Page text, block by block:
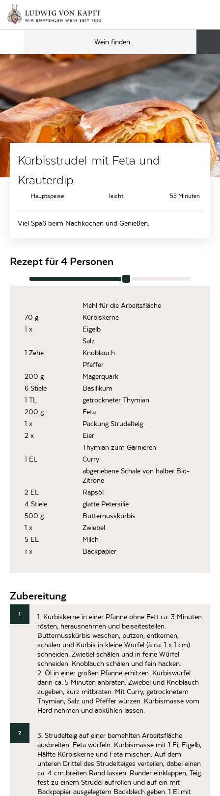
Kürbisstrudel mit Feta und
Kräuterdip
Hauptspeise leicht 55 Minuten
Viel Spaß beim Nachkochen und Genießen.
Rezept für 4 Personen
Mehl für die Arbeitsfläche
70 g
Kürbiskerne
1 x
Eigelb
Salz
1 Zehe
Knoblauch
Pfeffer
200 g
Magerquark
6 Stiele
Basilikum
1 TL
getrockneter Thymian
200 g
Feta
1 x
Packung Strudelteig
2 x
Eier
Thymian zum Garnieren
1 EL
Curry
abgeriebene Schale von halber Bio-
Zitrone
2 EL
Rapsöl
4 Stiele
glatte Petersilie
500 g
Butternusskürbis
1 x
Zwiebel
5 EL
Milch
1 x
Backpapier
Zubereitung
1
1. Kürbiskerne in einer Pfanne ohne Fett ca. 3 Minuten
rösten, herausnehmen und beiseitestellen.
Butternusskürbis waschen, putzen, entkernen,
schälen und Kürbis in kleine Würfel (à ca. 1 x 1 cm)
schneiden. Zwiebel schälen und in feine Würfel
schneiden. Knoblauch schälen und fein hacken.
2. Öl in einer großen Pfanne erhitzen. Kürbiswürfel
darin ca. 5 Minuten anbraten. Zwiebel und Knoblauch
zugeben, kurz mitbraten. Mit Curry, getrocknetem
Thymian, Salz und Pfeffer würzen. Kürbismasse vom
Herd nehmen und abkühlen lassen.
2
3. Strudelteig auf einer bemehlten Arbeitsfläche
ausbreiten. Feta würfeln. Kürbismasse mit 1 Ei, Eigelb,
Hälfte Kürbiskerne und Feta mischen. Auf dem
unteren Drittel des Strudelteiges verteilen, dabei einen
ca. 4 cm breiten Rand lassen. Ränder einklappen, Teig
fest zu einem Strudel aufrollen und auf ein mit
Backpapier ausgelegtem Backblech geben. 1 Ei mit